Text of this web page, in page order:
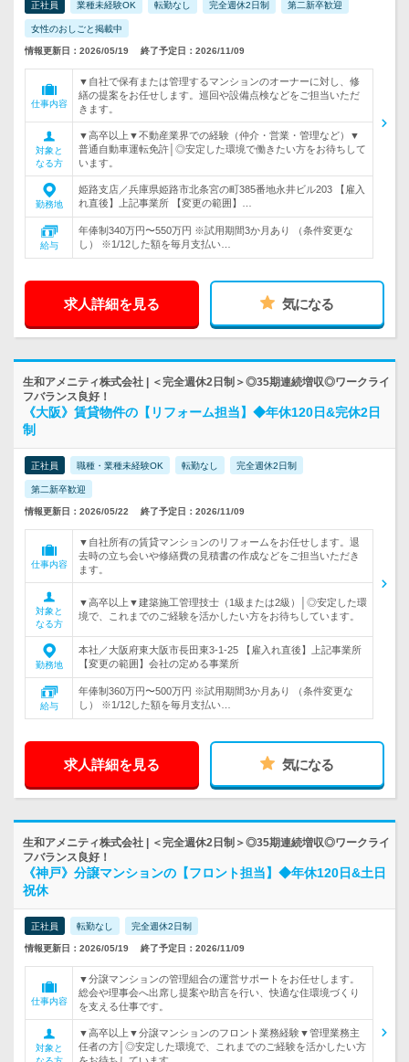
正社員 業種未経験OK 転勤なし 完全週休2日制 第二新卒歓迎
女性のおしごと掲載中
情報更新日：2026/05/19 終了予定日：2026/11/09
仕事内容
▼自社で保有または管理するマンションのオーナーに対し、修
繕の提案をお任せします。巡回や設備点検などをご担当いただ
きます。
対象と
なる方
▼高卒以上▼不動産業界での経験（仲介・営業・管理など）▼
普通自動車運転免許│◎安定した環境で働きたい方をお待ちして
います。
勤務地
姫路支店／兵庫県姫路市北条宮の町385番地永井ビル203 【雇入
れ直後】上記事業所 【変更の範囲】…
給与
年俸制340万円〜550万円 ※試用期間3か月あり （条件変更な
し） ※1/12した額を毎月支払い…
求人詳細を見る 気になる
生和アメニティ株式会社 | ＜完全週休2日制＞◎35期連続増収◎ワークライ
フバランス良好！
《大阪》賃貸物件の【リフォーム担当】◆年休120日&完休2日
制
正社員 職種・業種未経験OK 転勤なし 完全週休2日制
第二新卒歓迎
情報更新日：2026/05/22 終了予定日：2026/11/09
仕事内容
▼自社所有の賃貸マンションのリフォームをお任せします。退
去時の立ち会いや修繕費の見積書の作成などをご担当いただき
ます。
対象と
なる方
▼高卒以上▼建築施工管理技士（1級または2級）│◎安定した環
境で、これまでのご経験を活かしたい方をお待ちしています。
勤務地
本社／大阪府東大阪市長田東3-1-25 【雇入れ直後】上記事業所
【変更の範囲】会社の定める事業所
給与
年俸制360万円〜500万円 ※試用期間3か月あり （条件変更な
し） ※1/12した額を毎月支払い…
求人詳細を見る 気になる
生和アメニティ株式会社 | ＜完全週休2日制＞◎35期連続増収◎ワークライ
フバランス良好！
《神戸》分譲マンションの【フロント担当】◆年休120日&土日
祝休
正社員 転勤なし 完全週休2日制
情報更新日：2026/05/19 終了予定日：2026/11/09
仕事内容
▼分譲マンションの管理組合の運営サポートをお任せします。
総会や理事会へ出席し提案や助言を行い、快適な住環境づくり
を支える仕事です。
対象と
▼高卒以上▼分譲マンションのフロント業務経験▼管理業務主
任者の方│◎安定した環境で、これまでのご経験を活かしたい方
をお待ちしています。